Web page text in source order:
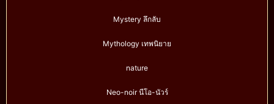
Mystery ลึกลับ
Mythology เทพนิยาย
nature
Neo-noir นีโอ-นัวร์